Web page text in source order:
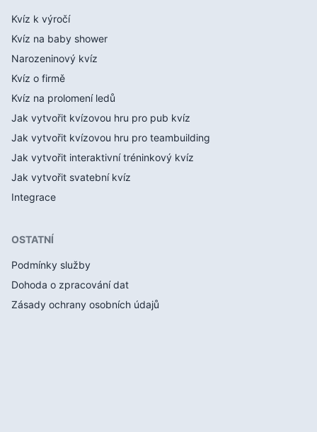
Kvíz k výročí
Kvíz na baby shower
Narozeninový kvíz
Kvíz o firmě
Kvíz na prolomení ledů
Jak vytvořit kvízovou hru pro pub kvíz
Jak vytvořit kvízovou hru pro teambuilding
Jak vytvořit interaktivní tréninkový kvíz
Jak vytvořit svatební kvíz
Integrace
OSTATNÍ
Podmínky služby
Dohoda o zpracování dat
Zásady ochrany osobních údajů